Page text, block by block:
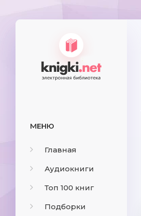
МЕНЮ
Главная
Аудиокниги
Топ 100 книг
Подборки